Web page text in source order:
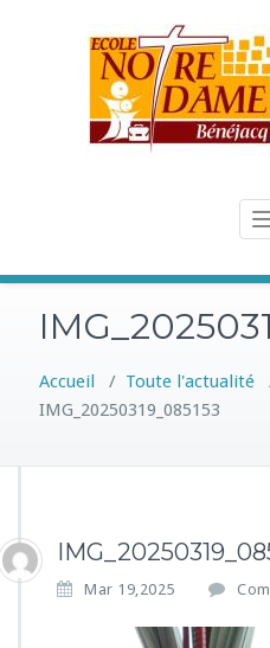
Accueil / Toute l'actualité
IMG_20250319_085153
Mar 19,2025